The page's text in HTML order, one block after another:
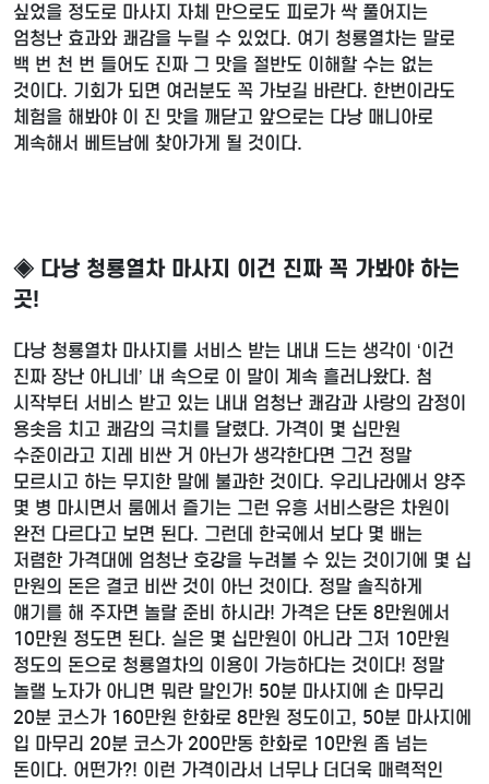
싶었을 정도로 마사지 자체 만으로도 피로가 싹 풀어지는
엄청난 효과와 쾌감을 누릴 수 있었다. 여기 청룡열차는 말로
백 번 천 번 들어도 진짜 그 맛을 절반도 이해할 수는 없는
것이다. 기회가 되면 여러분도 꼭 가보길 바란다. 한번이라도
체험을 해봐야 이 진 맛을 깨닫고 앞으로는 다낭 매니아로
계속해서 베트남에 찾아가게 될 것이다.
◈ 다낭 청룡열차 마사지 이건 진짜 꼭 가봐야 하는
곳!
다낭 청룡열차 마사지를 서비스 받는 내내 드는 생각이 ‘이건
진짜 장난 아니네’ 내 속으로 이 말이 계속 흘러나왔다. 첨
시작부터 서비스 받고 있는 내내 엄청난 쾌감과 사랑의 감정이
용솟음 치고 쾌감의 극치를 달렸다. 가격이 몇 십만원
수준이라고 지레 비싼 거 아닌가 생각한다면 그건 정말
모르시고 하는 무지한 말에 불과한 것이다. 우리나라에서 양주
몇 병 마시면서 룸에서 즐기는 그런 유흥 서비스랑은 차원이
완전 다르다고 보면 된다. 그런데 한국에서 보다 몇 배는
저렴한 가격대에 엄청난 호강을 누려볼 수 있는 것이기에 몇 십
만원의 돈은 결코 비싼 것이 아닌 것이다. 정말 솔직하게
얘기를 해 주자면 놀랄 준비 하시라! 가격은 단돈 8만원에서
10만원 정도면 된다. 실은 몇 십만원이 아니라 그저 10만원
정도의 돈으로 청룡열차의 이용이 가능하다는 것이다! 정말
놀랠 노자가 아니면 뭐란 말인가! 50분 마사지에 손 마무리
20분 코스가 160만원 한화로 8만원 정도이고, 50분 마사지에
입 마무리 20분 코스가 200만동 한화로 10만원 좀 넘는
돈이다. 어떤가?! 이런 가격이라서 너무나 더더욱 매력적인